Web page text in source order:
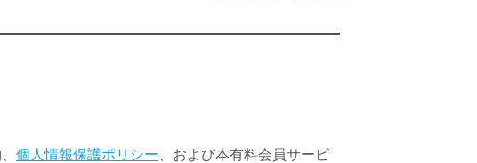
個人情報保護ポリシー 、および本有料会員サービ